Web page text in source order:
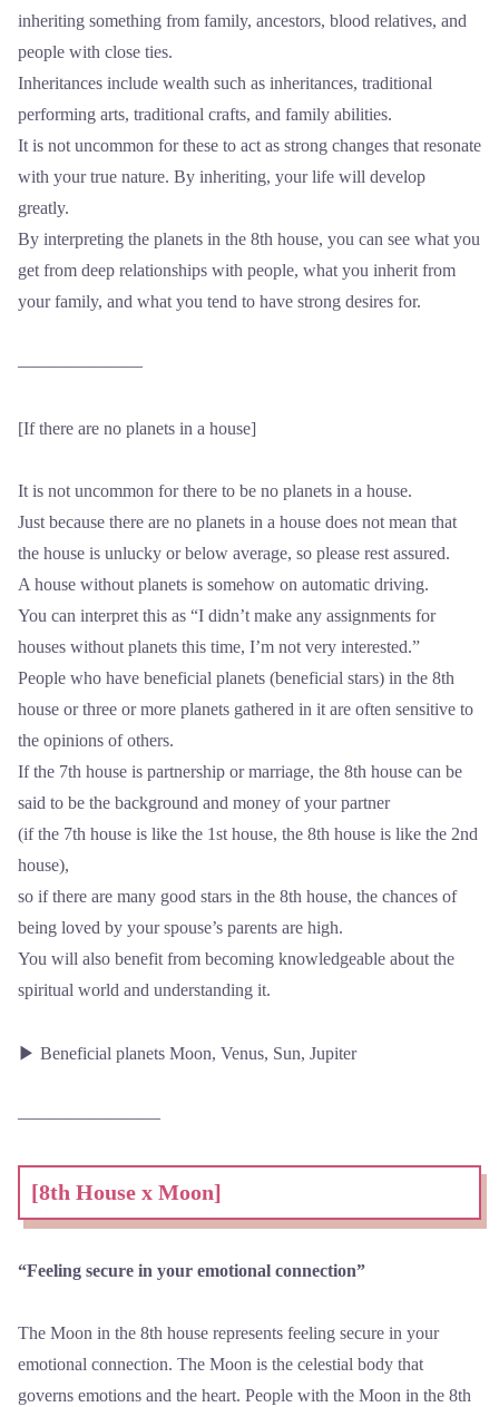
inheriting something from family, ancestors, blood relatives, and
people with close ties.
Inheritances include wealth such as inheritances, traditional
performing arts, traditional crafts, and family abilities.
It is not uncommon for these to act as strong changes that resonate
with your true nature. By inheriting, your life will develop
greatly.
By interpreting the planets in the 8th house, you can see what you
get from deep relationships with people, what you inherit from
your family, and what you tend to have strong desires for.
―――――――
[If there are no planets in a house]
It is not uncommon for there to be no planets in a house.
Just because there are no planets in a house does not mean that
the house is unlucky or below average, so please rest assured.
A house without planets is somehow on automatic driving.
You can interpret this as “I didn’t make any assignments for
houses without planets this time, I’m not very interested.”
People who have beneficial planets (beneficial stars) in the 8th
house or three or more planets gathered in it are often sensitive to
the opinions of others.
If the 7th house is partnership or marriage, the 8th house can be
said to be the background and money of your partner
(if the 7th house is like the 1st house, the 8th house is like the 2nd
house),
so if there are many good stars in the 8th house, the chances of
being loved by your spouse’s parents are high.
You will also benefit from becoming knowledgeable about the
spiritual world and understanding it.
▶ Beneficial planets Moon, Venus, Sun, Jupiter
――――――――
[8th House x Moon]
“Feeling secure in your emotional connection”
The Moon in the 8th house represents feeling secure in your
emotional connection. The Moon is the celestial body that
governs emotions and the heart. People with the Moon in the 8th